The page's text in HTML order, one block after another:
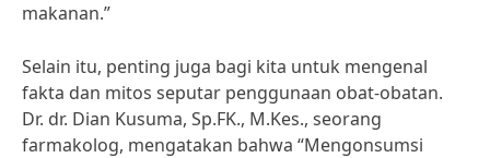
makanan.”
Selain itu, penting juga bagi kita untuk mengenal
fakta dan mitos seputar penggunaan obat-obatan.
Dr. dr. Dian Kusuma, Sp.FK., M.Kes., seorang
farmakolog, mengatakan bahwa “Mengonsumsi